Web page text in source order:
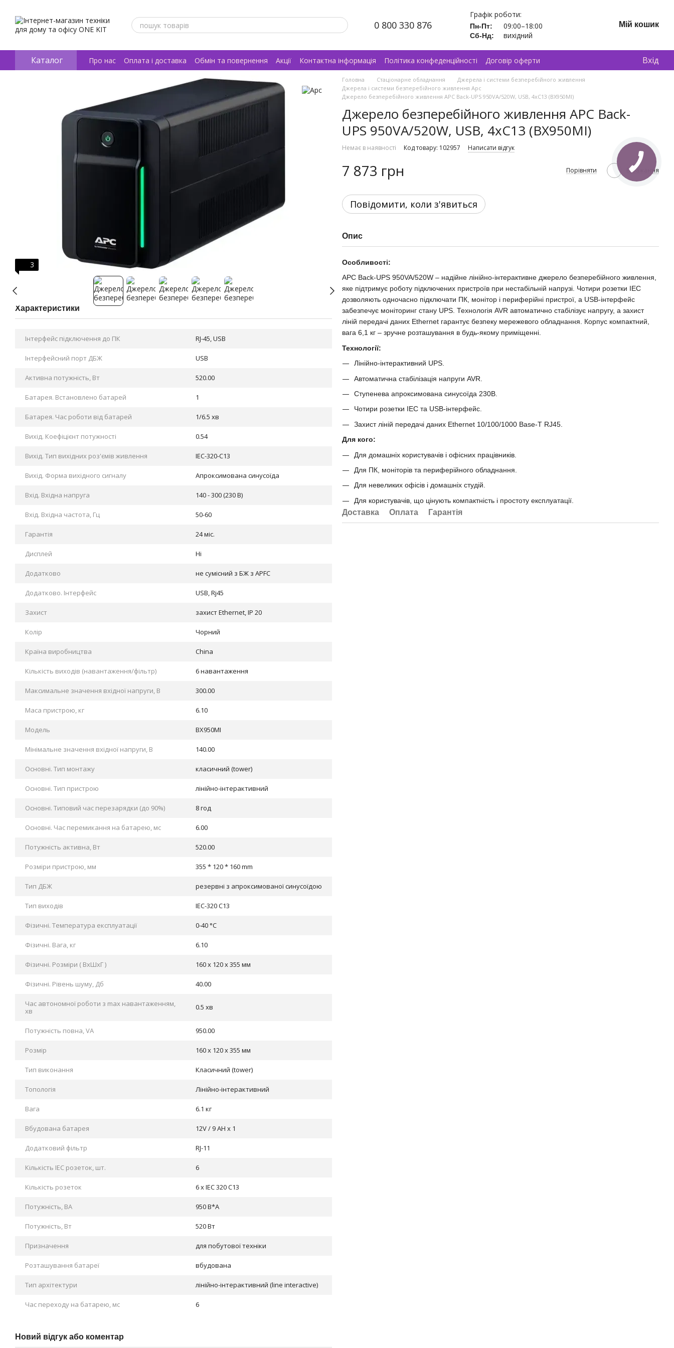
0 800 330 876
Графік роботи:
Пн-Пт: 09:00–18:00
Сб-Нд: вихідний
Мій кошик
Каталог Про нас Оплата і доставка Обмін та повернення Акції Контактна інформація Політика конфеденційності
Договір оферти
Відгуки про магазин
Вхід
3
Характеристики
Інтерфейс підключення до ПК RJ-45, USB
Інтерфейсний порт ДБЖ USB
Активна потужність, Вт 520.00
Батарея. Bстановлено батарей 1
Батарея. Час роботи від батарей 1/6.5 хв
Вихід. Коефіцієнт потужності 0.54
Вихід. Тип вихідних роз'ємів живлення IEC-320-C13
Вихід. Форма вихідного сигналу Апроксимована синусоїда
Вхід. Вхідна напруга 140 - 300 (230 B)
Вхід. Вхідна частота, Гц 50-60
Гарантія 24 міс.
Дисплей Ні
Додатково не сумісний з БЖ з APFC
Додатково. Інтерфейс USB, Rj45
Захист захист Ethernet, IP 20
Колір Чорний
Країна виробництва China
Кількість виходів (навантаження/фільтр) 6 навантаження
Максимальне значення вхідної напруги, В 300.00
Маса пристрою, кг 6.10
Модель BX950MI
Мінімальне значення вхідної напруги, В 140.00
Основні. Тип монтажу класичний (tower)
Основні. Тип пристрою лінійно-інтерактивний
Основні. Типовий час перезарядки (до 90%) 8 год
Основні. Час перемикання на батарею, мс 6.00
Потужність активна, Вт 520.00
Розміри пристрою, мм 355 * 120 * 160 mm
Тип ДБЖ резервні з апроксимованої синусоїдою
Тип виходів IEC-320 C13
Фізичні. Tемпература експлуатації 0-40 °C
Фізичні. Вага, кг 6.10
Фізичні. Розміри ( ВхШхГ ) 160 x 120 x 355 мм
Фізичні. Рівень шуму, Дб 40.00
Час автономної роботи з max навантаженням,
хв
0.5 хв
Потужність повна, VA 950.00
Розмір 160 x 120 x 355 мм
Тип виконання Класичний (tower)
Топологія Лінійно-інтерактивний
Вага 6.1 кг
Вбудована батарея 12V / 9 AH x 1
Додатковий фільтр RJ-11
Кількість IEC розеток, шт. 6
Кількість розеток 6 x IEC 320 C13
Потужність, ВА 950 В*А
Потужність, Вт 520 Вт
Призначення для побутової техніки
Розташування батареї вбудована
Тип архітектури лінійно-інтерактивний (line interactive)
Час переходу на батарею, мс 6
Новий відгук або коментар
Головна Стаціонарне обладнання
Джерела і системи безперебійного живлення
Джерела і системи безперебійного живлення Apc
Джерело безперебійного живлення APC Back-UPS 950VA/520W, USB, 4xC13 (BX950MI)
Джерело безперебійного живлення APC Back-
UPS 950VA/520W, USB, 4xC13 (BX950MI)
Немає в наявності Код товару: 102957 Написати відгук
7 873 грн Порівняти В бажання
Повідомити, коли з'явиться
Опис
Особливості:
APC Back-UPS 950VA/520W – надійне лінійно-інтерактивне джерело безперебійного живлення,
яке підтримує роботу підключених пристроїв при нестабільній напрузі. Чотири розетки IEC
дозволяють одночасно підключати ПК, монітор і периферійні пристрої, а USB-інтерфейс
забезпечує моніторинг стану UPS. Технологія AVR автоматично стабілізує напругу, а захист
ліній передачі даних Ethernet гарантує безпеку мережевого обладнання. Корпус компактний,
вага 6,1 кг – зручне розташування в будь-якому приміщенні.
Технології:
Лінійно-інтерактивний UPS.
Автоматична стабілізація напруги AVR.
Ступенева апроксимована синусоїда 230В.
Чотири розетки IEC та USB-інтерфейс.
Захист ліній передачі даних Ethernet 10/100/1000 Base-T RJ45.
Для кого:
Для домашніх користувачів і офісних працівників.
Для ПК, моніторів та периферійного обладнання.
Для невеликих офісів і домашніх студій.
Для користувачів, що цінують компактність і простоту експлуатації.
Доставка Оплата Гарантія